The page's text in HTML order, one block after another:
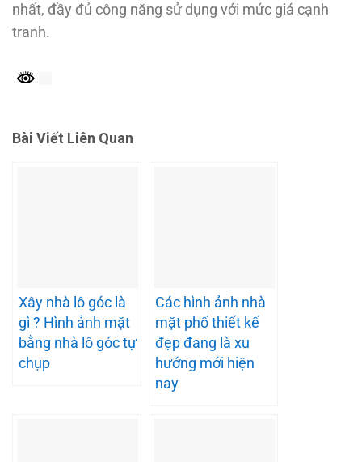
nhất, đầy đủ công năng sử dụng với mức giá cạnh
tranh.
Bài Viết Liên Quan
Xây nhà lô góc là
gì ? Hình ảnh mặt
bằng nhà lô góc tự
chụp
Các hình ảnh nhà
mặt phố thiết kế
đẹp đang là xu
hướng mới hiện
nay